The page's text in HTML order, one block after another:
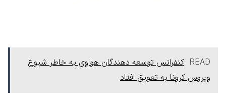
READ کنفرانس توسعه دهندگان هواوی به خاطر شیوع
ویروس کرونا به تعویق افتاد